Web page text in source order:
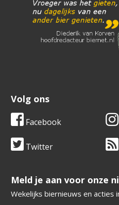
Volg ons
Facebook
Twitter
​​​​​​​Meld je aan voor onze
Wekelijks biernieuws en acties